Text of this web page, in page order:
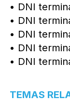
• DNI
• DNI
• DNI
• DNI
• DNI
TEMAS